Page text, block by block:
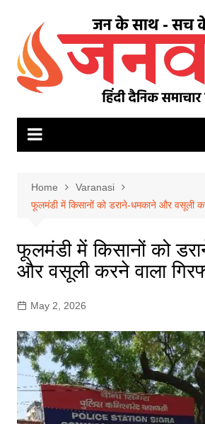
content
Home
Varanasi
फूलमंडी में किसानों को डराने-धमकाने और वसूली
फूलमंडी में किसानों को
और वसूली करने वाला
May 2, 2026